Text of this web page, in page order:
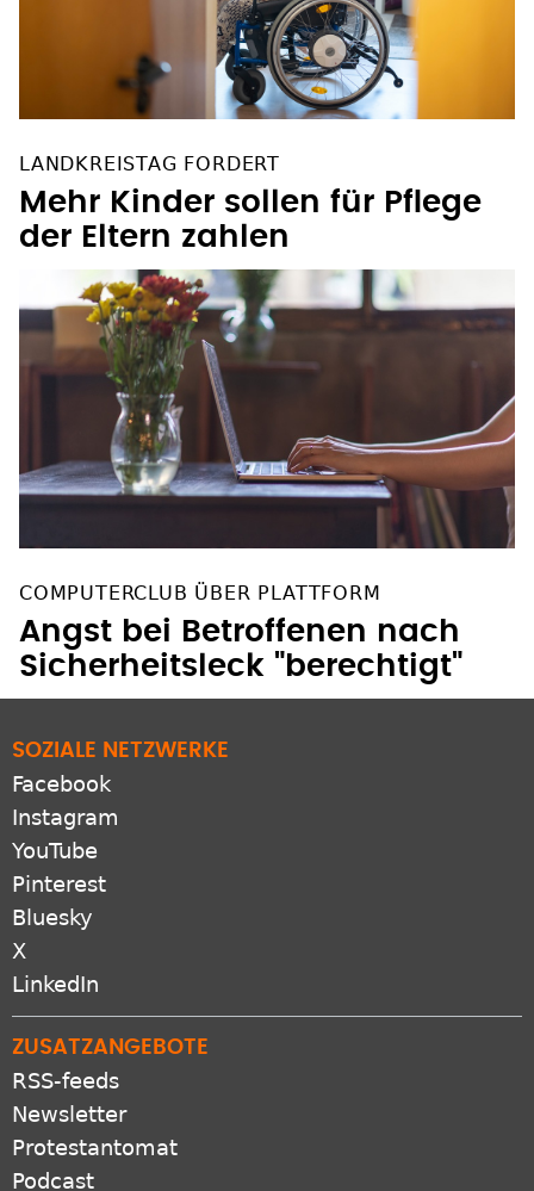
LANDKREISTAG FORDERT
Mehr Kinder sollen für Pflege
COMPUTERCLUB ÜBER PLATTFORM
Angst bei Betroffenen nach
Sicherheitsleck "berechtigt"
SOZIALE NETZWERKE
Facebook
Instagram
YouTube
Pinterest
Bluesky
X
ZUSATZANGEBOTE
RSS-feeds
Newsletter
Protestantomat